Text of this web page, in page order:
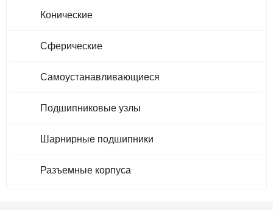
Конические
Сферические
Самоустанавливающиеся
Подшипниковые узлы
Шарнирные подшипники
Разъемные корпуса